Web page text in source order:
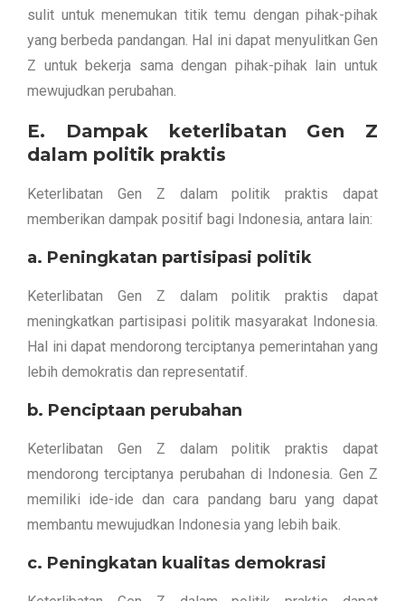
sulit untuk menemukan titik temu dengan pihak-pihak
yang berbeda pandangan. Hal ini dapat menyulitkan Gen
Z untuk bekerja sama dengan pihak-pihak lain untuk
mewujudkan perubahan.
E. Dampak keterlibatan Gen Z
dalam politik praktis
Keterlibatan Gen Z dalam politik praktis dapat
memberikan dampak positif bagi Indonesia, antara lain:
a. Peningkatan partisipasi politik
Keterlibatan Gen Z dalam politik praktis dapat
meningkatkan partisipasi politik masyarakat Indonesia.
Hal ini dapat mendorong terciptanya pemerintahan yang
lebih demokratis dan representatif.
b. Penciptaan perubahan
Keterlibatan Gen Z dalam politik praktis dapat
mendorong terciptanya perubahan di Indonesia. Gen Z
memiliki ide-ide dan cara pandang baru yang dapat
membantu mewujudkan Indonesia yang lebih baik.
c. Peningkatan kualitas demokrasi